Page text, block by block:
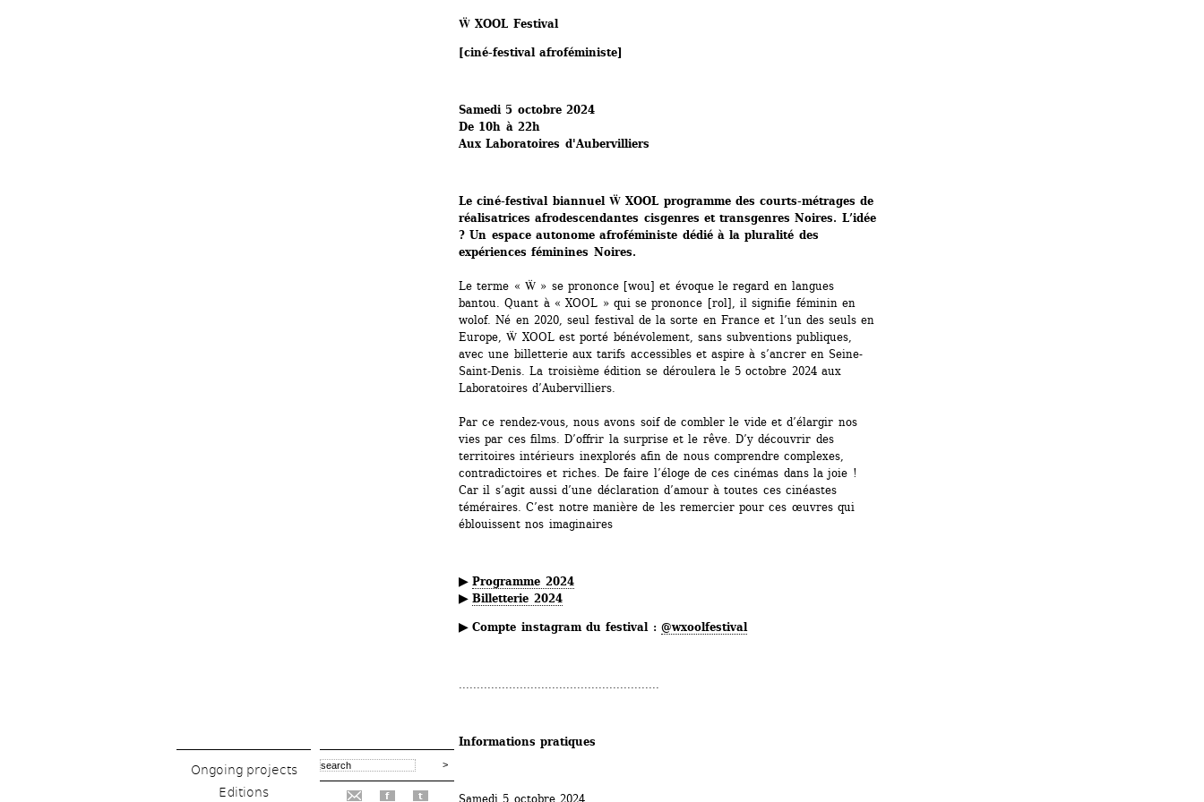
Ongoing projects
Editions
f t
Ẅ XOOL Festival
[ciné-festival afroféministe]
Samedi 5 octobre 2024
De 10h à 22h
Aux Laboratoires d'Aubervilliers
Le ciné-festival biannuel Ẅ XOOL programme des courts-métrages de
réalisatrices afrodescendantes cisgenres et transgenres Noires. L’idée
? Un espace autonome afroféministe dédié à la pluralité des
expériences féminines Noires.
Le terme « Ẅ » se prononce [wou] et évoque le regard en langues
bantou. Quant à « XOOL » qui se prononce [rol], il signifie féminin en
wolof. Né en 2020, seul festival de la sorte en France et l’un des seuls en
Europe, Ẅ XOOL est porté bénévolement, sans subventions publiques,
avec une billetterie aux tarifs accessibles et aspire à s’ancrer en Seine-
Saint-Denis. La troisième édition se déroulera le 5 octobre 2024 aux
Laboratoires d’Aubervilliers.
Par ce rendez-vous, nous avons soif de combler le vide et d’élargir nos
vies par ces films. D’offrir la surprise et le rêve. D’y découvrir des
territoires intérieurs inexplorés afin de nous comprendre complexes,
contradictoires et riches. De faire l’éloge de ces cinémas dans la joie !
Car il s’agit aussi d’une déclaration d’amour à toutes ces cinéastes
téméraires. C’est notre manière de les remercier pour ces œuvres qui
éblouissent nos imaginaires
▶ Programme 2024
▶ Billetterie 2024
▶ Compte instagram du festival : @wxoolfestival
........................................................
Informations pratiques
Samedi 5 octobre 2024